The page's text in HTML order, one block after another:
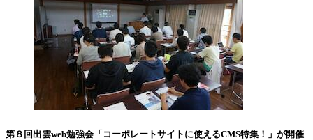
第８回出雲web勉強会「コーポレートサイトに使えるCMS特集！」が開催